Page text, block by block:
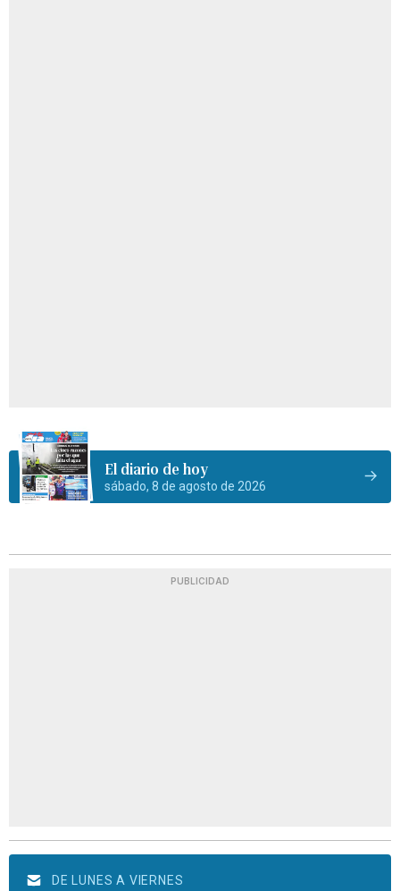
El diario de hoy
sábado, 8 de agosto de 2026
PUBLICIDAD
DE LUNES A VIERNES